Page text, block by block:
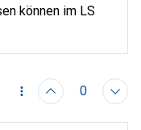
können im LS
0